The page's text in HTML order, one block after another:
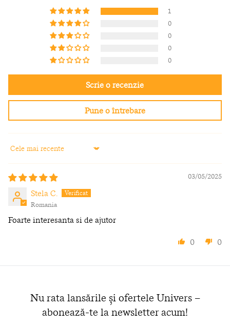
1
0
0
0
0
Scrie o recenzie
Pune o întrebare
Sort by
03/05/2025
Stela C.
Romania
Foarte interesanta si de ajutor
0
0
Nu rata lansările și ofertele Univers –
abonează-te la newsletter acum!